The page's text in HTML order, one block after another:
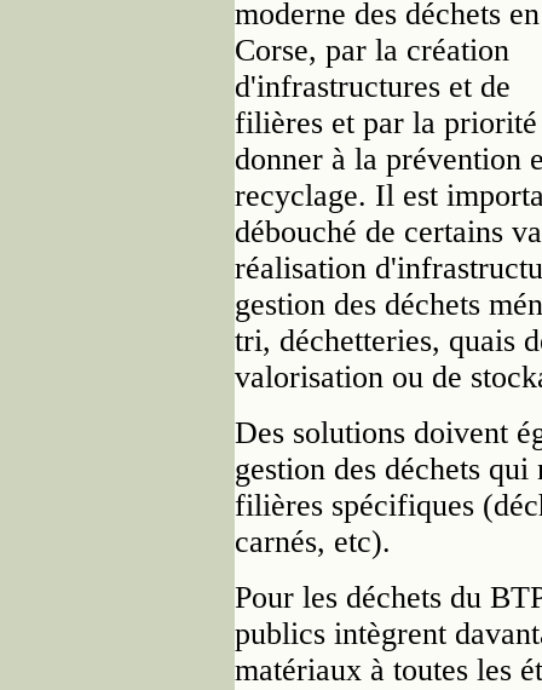
moderne des déchets en
Corse, par la création
d'infrastructures et de
filières et par la priorité
donner à la prévention
recyclage. Il est
débouché de certains
réalisation
gestion des déchets
tri, déchetteries, quais
valorisation ou de
Des solutions doivent
gestion des déchets
filières spécifiques
carnés, etc).
Pour les déchets du
publics intègrent
matériaux à toutes les